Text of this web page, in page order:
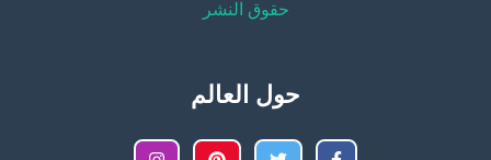
حقوق النشر
حول العالم